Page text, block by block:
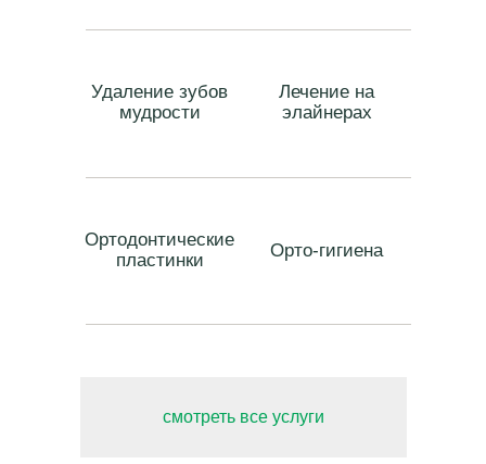
смотреть все услуги
Удаление зубов
мудрости
Лечение на
элайнерах
Ортодонтические
пластинки
Орто-гигиена
Отзывы пациентов